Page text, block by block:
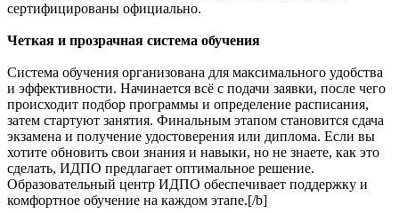
сертифицированы официально.
Четкая и прозрачная система обучения
Система обучения организована для максимального удобства
и эффективности. Начинается всё с подачи заявки, после чего
происходит подбор программы и определение расписания,
затем стартуют занятия. Финальным этапом становится сдача
экзамена и получение удостоверения или диплома. Если вы
хотите обновить свои знания и навыки, но не знаете, как это
сделать, ИДПО предлагает оптимальное решение.
Образовательный центр ИДПО обеспечивает поддержку и
комфортное обучение на каждом этапе.[/b]